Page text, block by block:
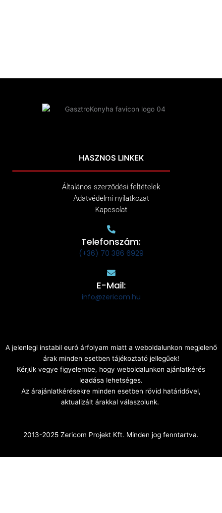
HASZNOS LINKEK
Általános szerződési feltételek
Adatvédelmi nyilatkozat
Kapcsolat
Telefonszám:
(+36) 70 386 6929
E-Mail:
info@zericom.hu
A jelenlegi instabil euró árfolyam miatt a weboldalunkon megjelenő
árak minden esetben tájékoztató jellegűek!
Kérjük vegye figyelembe, hogy weboldalunkon ajánlatkérés
leadása lehetséges.
Az árajánlatkérésekre minden esetben rövid határidővel,
aktualizált árakkal válaszolunk.
2013-2025 Zericom Projekt Kft. Minden jog fenntartva.